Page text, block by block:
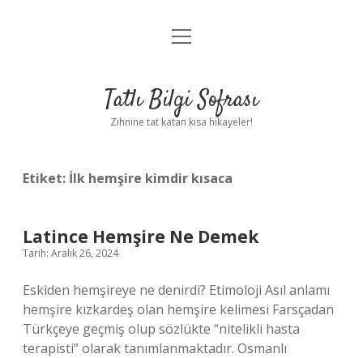
Anasayfa
Yasal Uyarı
menüyü
Tatlı Bilgi Sofrası
Zihnine tat katan kısa hikayeler!
Etiket: İlk hemşire kimdir kısaca
Latince Hemşire Ne Demek
Tarih: Aralık 26, 2024
Eskiden hemşireye ne denirdi? Etimoloji Asıl anlamı
hemşire kızkardeş olan hemşire kelimesi Farsçadan
Türkçeye geçmiş olup sözlükte “nitelikli hasta
terapisti” olarak tanımlanmaktadır. Osmanlı